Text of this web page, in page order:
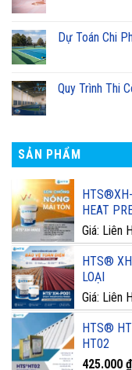
Dự Toán Chi
Quy Trình Thi
SẢN PHẨM
HEAT
Giá: Liên
HTS®
LOẠI
Giá: Liên
HTS®
HT02
425.000 ₫